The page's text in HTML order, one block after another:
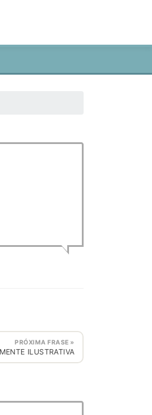
PRÓXIMA FRASE »
ILUSTRATIVA